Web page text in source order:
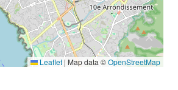
Leaflet | Map data ©OpenStreetMap